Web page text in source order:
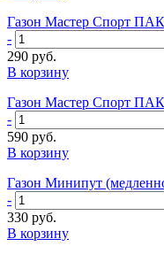
Газон Мастер Спорт
-
290 руб.
В корзину
Газон Мастер Спорт
-
590 руб.
В корзину
Газон Минипут
-
330 руб.
В корзину